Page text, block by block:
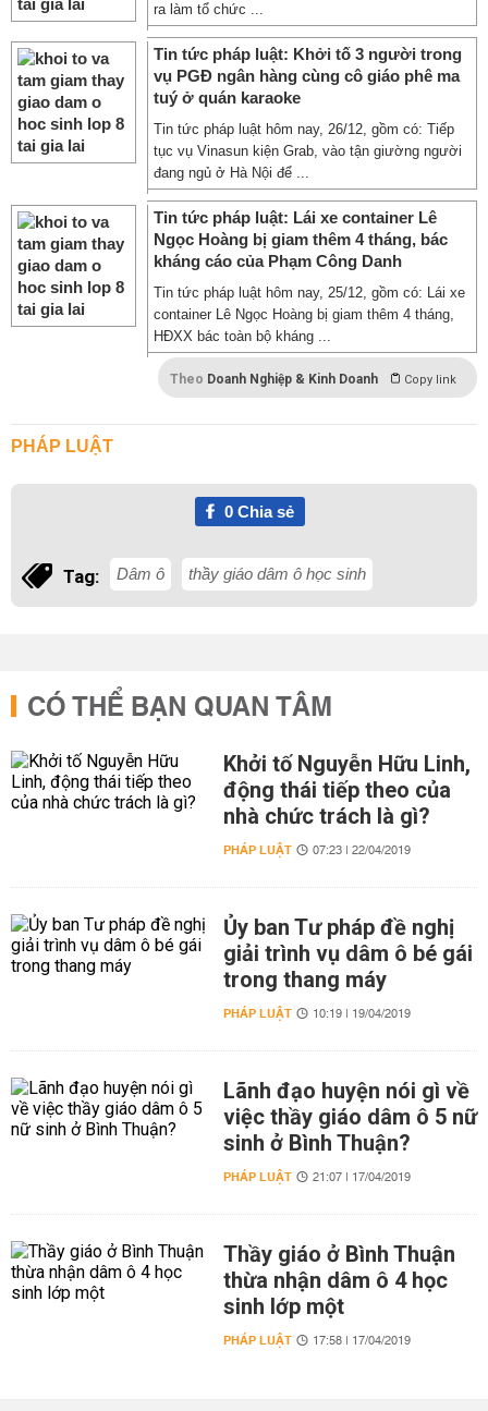
ra làm tổ chức ...
Tin tức pháp luật: Khởi tố 3 người trong
vụ PGĐ ngân hàng cùng cô giáo phê ma
tuý ở quán karaoke
Tin tức pháp luật hôm nay, 26/12, gồm có: Tiếp
tục vụ Vinasun kiện Grab, vào tận giường người
đang ngủ ở Hà Nội để ...
Tin tức pháp luật: Lái xe container Lê
Ngọc Hoàng bị giam thêm 4 tháng, bác
kháng cáo của Phạm Công Danh
Tin tức pháp luật hôm nay, 25/12, gồm có: Lái xe
container Lê Ngọc Hoàng bị giam thêm 4 tháng,
HĐXX bác toàn bộ kháng ...
Theo Doanh Nghiệp & Kinh Doanh Copy link
PHÁP LUẬT
0Chia sẻ
Tag: Dâm ô thầy giáo dâm ô học sinh
CÓ THỂ BẠN QUAN TÂM
Khởi tố Nguyễn Hữu Linh,
động thái tiếp theo của
nhà chức trách là gì?
PHÁP LUẬT 07:23 | 22/04/2019
Ủy ban Tư pháp đề nghị
giải trình vụ dâm ô bé gái
trong thang máy
PHÁP LUẬT 10:19 | 19/04/2019
Lãnh đạo huyện nói gì về
việc thầy giáo dâm ô 5 nữ
sinh ở Bình Thuận?
PHÁP LUẬT 21:07 | 17/04/2019
Thầy giáo ở Bình Thuận
thừa nhận dâm ô 4 học
sinh lớp một
PHÁP LUẬT 17:58 | 17/04/2019